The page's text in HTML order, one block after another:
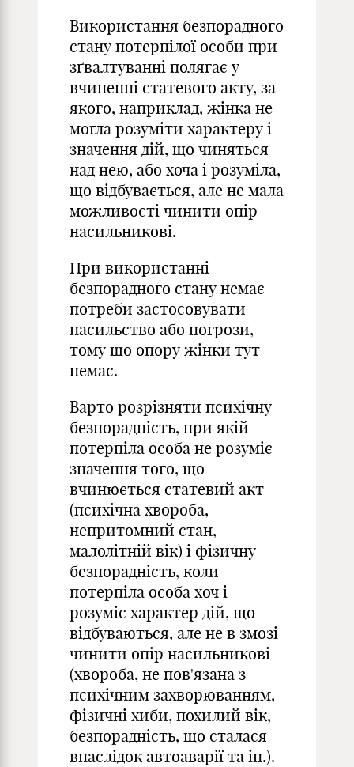
Використання безпорадного
стану потерпілої особи при
зґвалтуванні полягає у
вчиненні статевого акту, за
якого, наприклад, жінка не
могла розуміти характеру і
значення дій, що чиняться
над нею, або хоча і розуміла,
що відбувається, але не мала
можливості чинити опір
насильникові.
При використанні
безпорадного стану немає
потреби застосовувати
насильство або погрози,
тому що опору жінки тут
немає.
Варто розрізняти психічну
безпорадність, при якій
потерпіла особа не розуміє
значення того, що
вчинюється статевий акт
(психічна хвороба,
непритомний стан,
малолітній вік) і фізичну
безпорадність, коли
потерпіла особа хоч і
розуміє характер дій, що
відбуваються, але не в змозі
чинити опір насильникові
(хвороба, не пов'язана з
психічним захворюванням,
фізичні хиби, похилий вік,
безпорадність, що сталася
внаслідок автоаварії та ін.).